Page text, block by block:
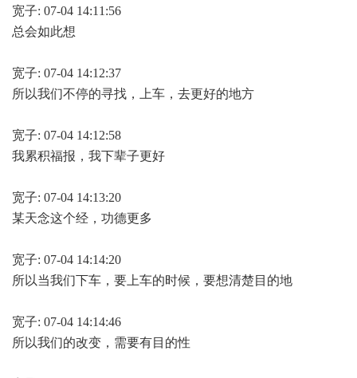
宽子: 07-04 14:11:56
总会如此想
宽子: 07-04 14:12:37
所以我们不停的寻找，上车，去更好的地方
宽子: 07-04 14:12:58
我累积福报，我下辈子更好
宽子: 07-04 14:13:20
某天念这个经，功德更多
宽子: 07-04 14:14:20
所以当我们下车，要上车的时候，要想清楚目的地
宽子: 07-04 14:14:46
所以我们的改变，需要有目的性